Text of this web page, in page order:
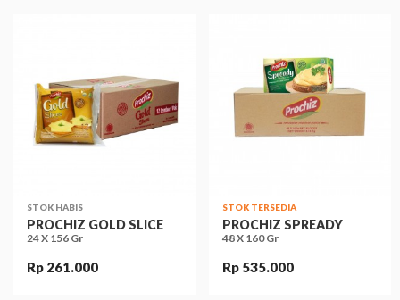
STOK HABIS
PROCHIZ GOLD SLICE
24 X 156 Gr
Rp 261.000
STOK TERSEDIA
PROCHIZ SPREADY
48 X 160 Gr
Rp 535.000